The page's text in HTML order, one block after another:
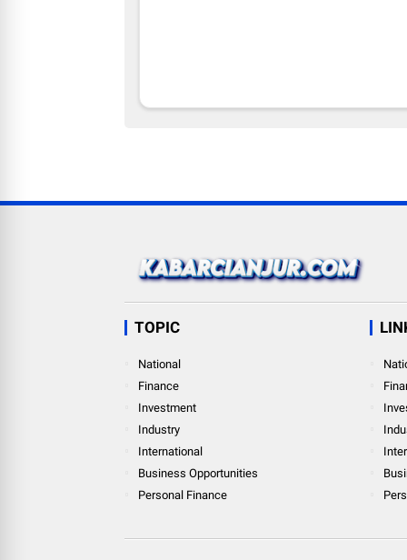
TOPIC
National
Finance
Investment
Industry
International
Business Opportunities
Personal Finance